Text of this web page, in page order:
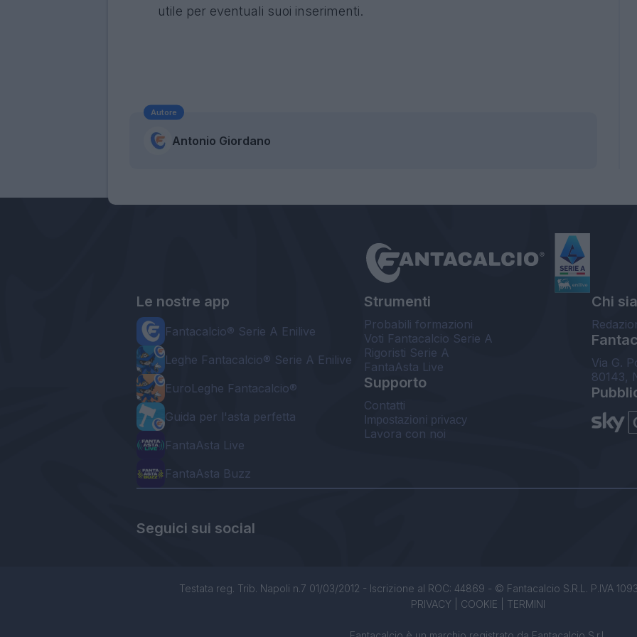
utile per eventuali suoi inserimenti.
Autore
Antonio Giordano
Le nostre app
Fantacalcio® Serie A Enilive
Leghe Fantacalcio® Serie A Enilive
EuroLeghe Fantacalcio®
Guida per l'asta perfetta
FantaAsta Live
FantaAsta Buzz
Strumenti
Probabili formazioni
Voti Fantacalcio Serie A
Rigoristi Serie A
FantaAsta Live
Supporto
Contatti
Impostazioni privacy
Lavora con noi
Chi
Via G.
80143,
Seguici sui social
Testata reg. Trib. Napoli n.7 01/03/2012 - Iscrizione al ROC: 44869 - © Fantacalcio S.R.L. P.IVA
PRIVACY| COOKIE TERMINI